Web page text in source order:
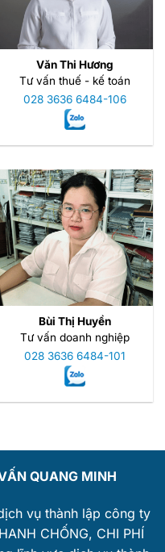
Văn Thi Hương
Tư vấn thuế - kế toán
028 3636 6484-106
Bùi Thị Huyền
Tư vấn doanh nghiệp
028 3636 6484-101
QUANG MINH
vụ thành lập công ty
CHỐNG, CHI PHÍ